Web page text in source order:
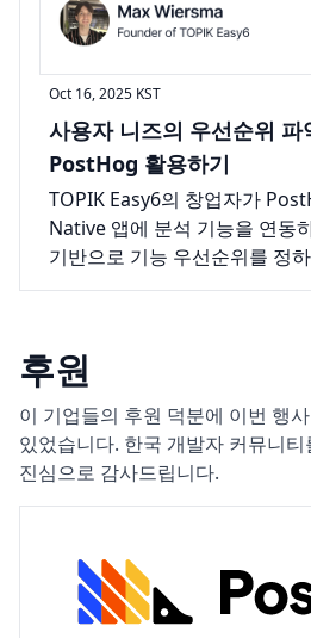
Oct 16, 2025 KST
사용자 니즈의 우선순위 파
PostHog 활용하기
TOPIK Easy6의 창업자가
Native 앱에 분석 기능을 연동
기반으로 기능 우선순위를 정
사용자 니즈를 파악하는 방법
후원
이 기업들의 후원 덕분에 이번 행
있었습니다. 한국 개발자 커뮤니
진심으로 감사드립니다.